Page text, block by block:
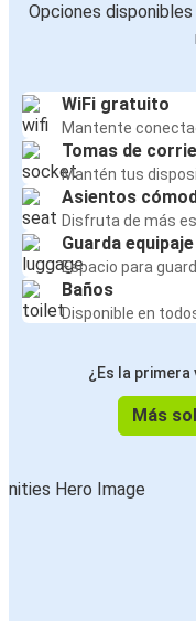
Opciones
WiFi gratuito
Mantente
Tomas de
Mantén tus
Asientos
Disfruta de más
Guarda equipaje
Espacio para
Baños
Disponible en
¿Es la
Más